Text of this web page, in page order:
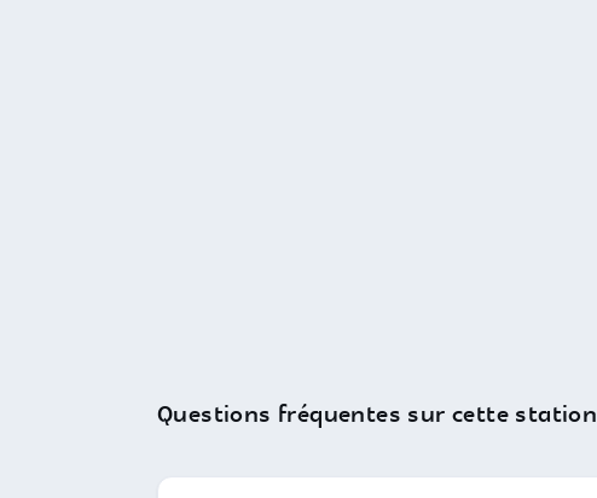
Questions fréquentes sur cette station